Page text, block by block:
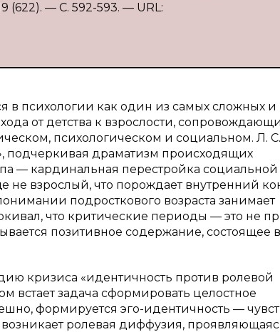
— С. 592-593. — URL:
в психологии как один из самых сложных и
от детства к взрослости,
психологическом и социальном. Л. С.
подчеркивая драматизм происходящих
— кардинальная перестройка социальной
не взрослый, что порождает внутренний
подросткового возраста занимает
что критические периоды — это не
позитивное содержание, состоящее в
кризиса «идентичность против ролевой
встает задача сформировать целостное
формируется эго-идентичность —
ролевая диффузия,